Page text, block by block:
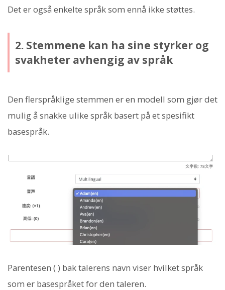
Det er også enkelte språk som ennå ikke støttes.
2. Stemmene kan ha sine styrker og
svakheter avhengig av språk
Den flerspråklige stemmen er en modell som gjør det
mulig å snakke ulike språk basert på et spesifikt
basespråk.
Parentesen ( ) bak talerens navn viser hvilket språk
som er basespråket for den taleren.